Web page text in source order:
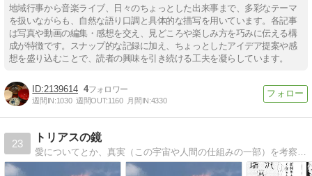
地域行事から音楽ライブ、日々のちょっとした出来事まで、多彩なテーマ
を扱いながらも、自然な語り口調と具体的な描写を用いています。各記事
は写真や動画の編集・感想を交え、見どころや楽しみ方を巧みに伝える構
成が特徴です。スナップ的な記録に加え、ちょっとしたアイデア提案や感
想を盛り込むことで、読者の興味を引き続ける工夫を凝らしています。
2139614 4
週間IN:1030 週間OUT:1160 月間IN:4330
23
トリアスの鏡
愛についてとか、真実（この宇宙や人間の仕組みの一部）を考察していきます